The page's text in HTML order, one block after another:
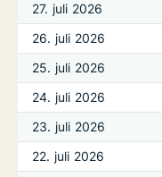
27. juli 2026
26. juli 2026
25. juli 2026
24. juli 2026
23. juli 2026
22. juli 2026